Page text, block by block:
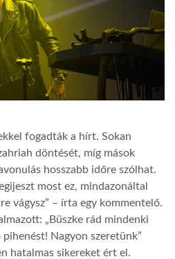
fogadták a hírt. Sokan
döntését, míg mások
hosszabb időre szólhat.
most ez, mindazonáltal
vágysz” – írta egy kommentelő.
„Büszke rád mindenki
Nagyon szeretünk”
hatalmas sikereket ért el.